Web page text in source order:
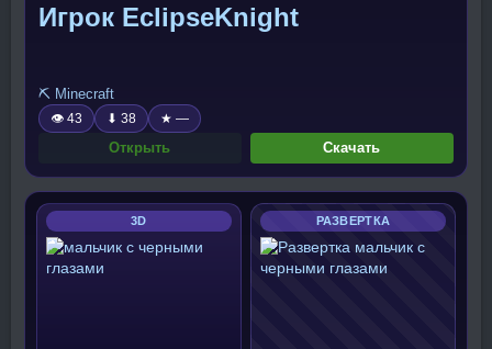
Игрок EclipseKnight
⛏️ Minecraft
👁 43 ⬇ 38 ★ —
Открыть Скачать
3D РАЗВЕРТКА